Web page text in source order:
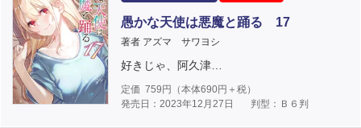
愚かな天使は悪魔と踊る 17
著者 アズマ サワヨシ
好きじゃ、阿久津…
定価 759 円（本体690円＋税）
発売日：2023年12月27日
判型：Ｂ６判